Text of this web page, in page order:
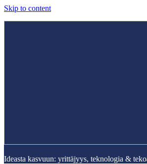
Skip to content
Ideasta kasvuun: yrittäjyys, teknologia &